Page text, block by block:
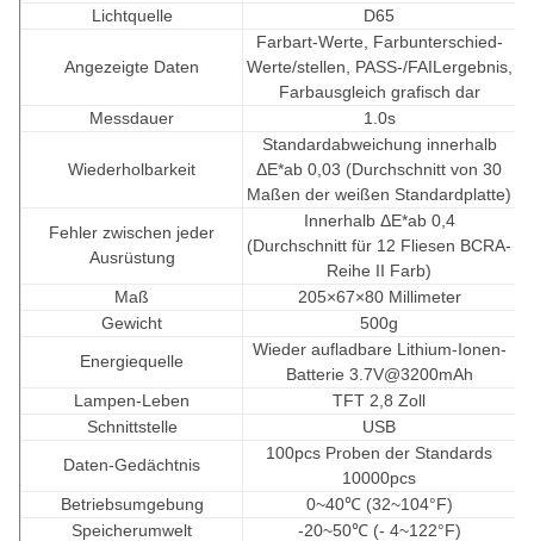
Lichtquelle
D65
Angezeigte Daten
Farbart-Werte, Farbunterschied-
Werte/stellen, PASS-/FAILergebnis,
Farbausgleich grafisch dar
Messdauer
1.0s
Wiederholbarkeit
Standardabweichung innerhalb
ΔE*ab 0,03 (Durchschnitt von 30
Maßen der weißen Standardplatte)
Fehler zwischen jeder
Ausrüstung
Innerhalb ΔE*ab 0,4
(Durchschnitt für 12 Fliesen BCRA-
Reihe II Farb)
Maß
205×67×80 Millimeter
Gewicht
500g
Energiequelle
Wieder aufladbare Lithium-Ionen-
Batterie 3.7V@3200mAh
Lampen-Leben
TFT 2,8 Zoll
Schnittstelle
USB
Daten-Gedächtnis
100pcs Proben der Standards
10000pcs
Betriebsumgebung
0~40℃ (32~104°F)
Speicherumwelt
-20~50℃ (- 4~122°F)